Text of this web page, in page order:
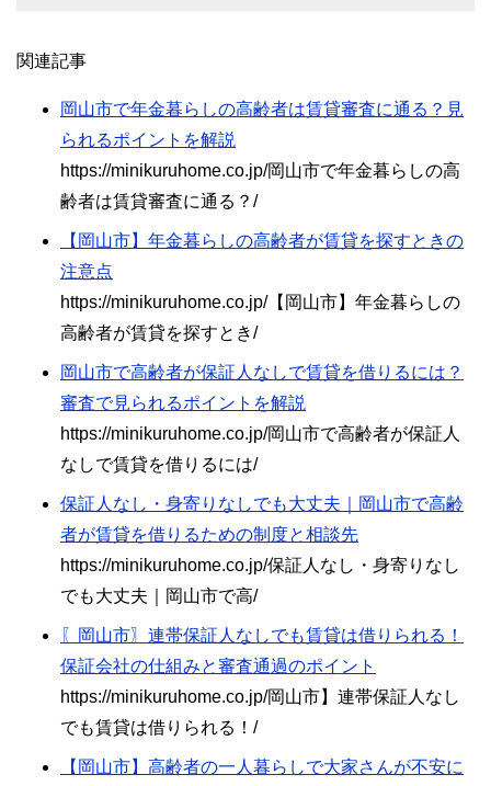
関連記事
岡山市で年金暮らしの高齢者は賃貸審査に通る？見
られるポイントを解説
https://minikuruhome.co.jp/岡山市で年金暮らしの高
齢者は賃貸審査に通る？/
【岡山市】年金暮らしの高齢者が賃貸を探すときの
注意点
https://minikuruhome.co.jp/【岡山市】年金暮らしの
高齢者が賃貸を探すとき/
岡山市で高齢者が保証人なしで賃貸を借りるには？
審査で見られるポイントを解説
https://minikuruhome.co.jp/岡山市で高齢者が保証人
なしで賃貸を借りるには/
保証人なし・身寄りなしでも大丈夫｜岡山市で高齢
者が賃貸を借りるための制度と相談先
https://minikuruhome.co.jp/保証人なし・身寄りなし
でも大丈夫｜岡山市で高/
〖岡山市〗連帯保証人なしでも賃貸は借りられる！
保証会社の仕組みと審査通過のポイント
https://minikuruhome.co.jp/岡山市】連帯保証人なし
でも賃貸は借りられる！/
【岡山市】高齢者の一人暮らしで大家さんが不安に